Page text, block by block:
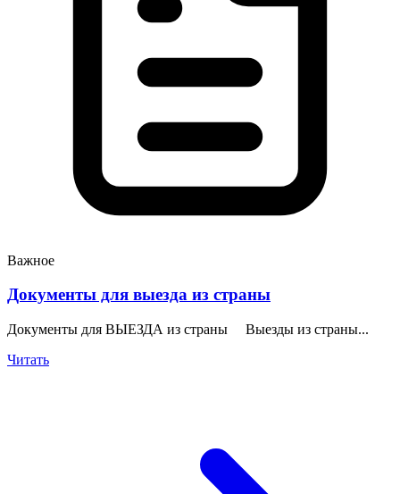
Важное
Документы для выезда из страны
Документы для ВЫЕЗДА из страны Выезды из страны...
Читать